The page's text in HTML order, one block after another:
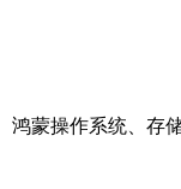
蒙操作系统、存